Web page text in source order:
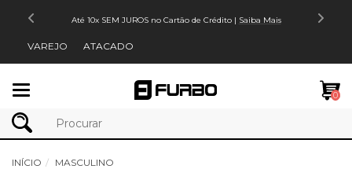
Até 10x SEM JUROS no Cartão de Crédito | Saiba Mais
VAREJO ATACADO
0
INÍCIO MASCULINO